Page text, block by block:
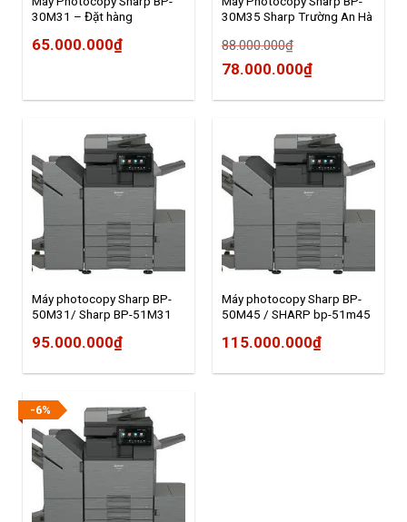
30M31 – Đặt hàng
65.000.000₫
30M35 Sharp Trường An Hà
88.000.000₫
Original
88.000.000₫.
78.000.000₫Current
78.000.000₫.
Máy photocopy Sharp BP-
50M31/ Sharp BP-51M31
Nam 0946563838
95.000.000₫
Máy photocopy Sharp BP-
50M45 / SHARP bp-51m45
0946563838 NPP Sharp
115.000.000₫
-6%